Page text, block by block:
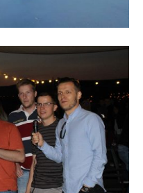
Don't worry, we respect
Your information is